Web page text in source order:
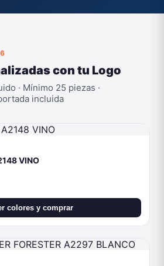
con tu Logo
· Mínimo 25 piezas ·
incluida
VINO
colores y comprar
FORESTER A2297 BLANCO